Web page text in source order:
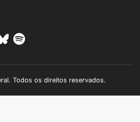
Todos os direitos reservados.